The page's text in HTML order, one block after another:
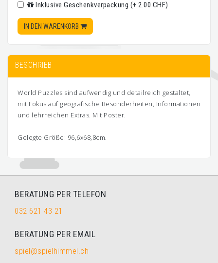
Inklusive Geschenkverpackung (+ 2.00 CHF)
IN DEN WARENKORB
BESCHRIEB
World Puzzles sind aufwendig und detailreich gestaltet,
mit Fokus auf geografische Besonderheiten, Informationen
und lehrreichen Extras. Mit Poster.
Gelegte Größe: 96,6x68,8cm.
BERATUNG PER TELEFON
032 621 43 21
BERATUNG PER EMAIL
spiel@spielhimmel.ch